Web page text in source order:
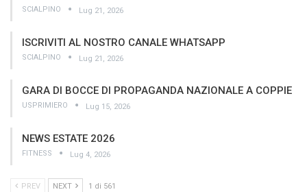
SCIALPINO Lug 21, 2026
ISCRIVITI AL NOSTRO CANALE WHATSAPP
SCIALPINO Lug 21, 2026
GARA DI BOCCE DI PROPAGANDA NAZIONALE A COPPIE
USPRIMIERO Lug 15, 2026
NEWS ESTATE 2026
FITNESS Lug 4, 2026
PREV NEXT 1 di 561